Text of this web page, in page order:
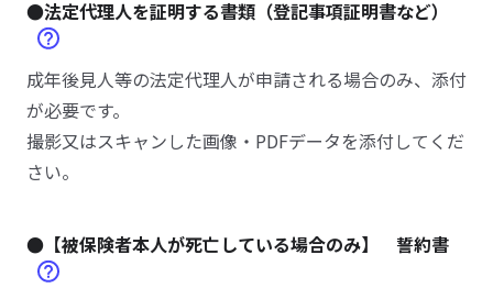
●法定代理人を証明する書類（登記事項証明書など）
成年後見人等の法定代理人が申請される場合のみ、添付
が必要です。
撮影又はスキャンした画像・PDFデータを添付してくだ
さい。
●【被保険者本人が死亡している場合のみ】 誓約書